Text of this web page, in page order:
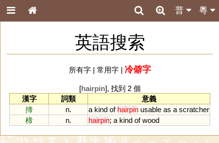
粵
普
英語搜索
所有字| 常用字| 冷僻字
[hairpin], 找到 2 個
漢字
詞類
意義
揥
n. a kind of hairpin usable as a scratcher
楴
n. hairpin; a kind of wood